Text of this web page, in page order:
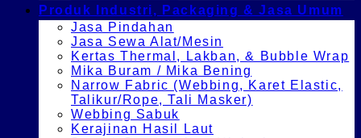
Produk Industri, Packaging & Jasa Umum
Jasa Pindahan
Jasa Sewa Alat/Mesin
Kertas Thermal, Lakban, & Bubble Wrap
Mika Buram / Mika Bening
Narrow Fabric (Webbing, Karet Elastic,
Talikur/Rope, Tali Masker)
Webbing Sabuk
Kerajinan Hasil Laut